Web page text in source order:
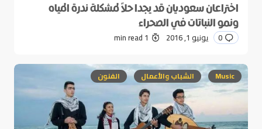
اختراعان سعوديان قد يجدا حلاً لمشكلة ندرة المياه
ونمو النباتات في الصحراء
0 يونيو 1, 2016 1 min read
Music الشباب والأعمال الفنون